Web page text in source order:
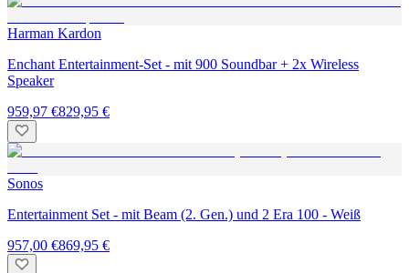
Harman Kardon
Enchant Entertainment-Set - mit 900 Soundbar + 2x Wireless
Speaker
959,97 €829,95 €
Sonos
Entertainment Set - mit Beam (2. Gen.) und 2 Era 100 - Weiß
957,00 €869,95 €